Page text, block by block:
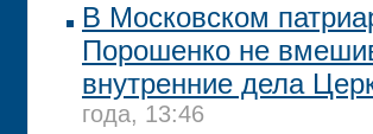
В Московском
Порошенко не
внутренние дела
года, 13:46